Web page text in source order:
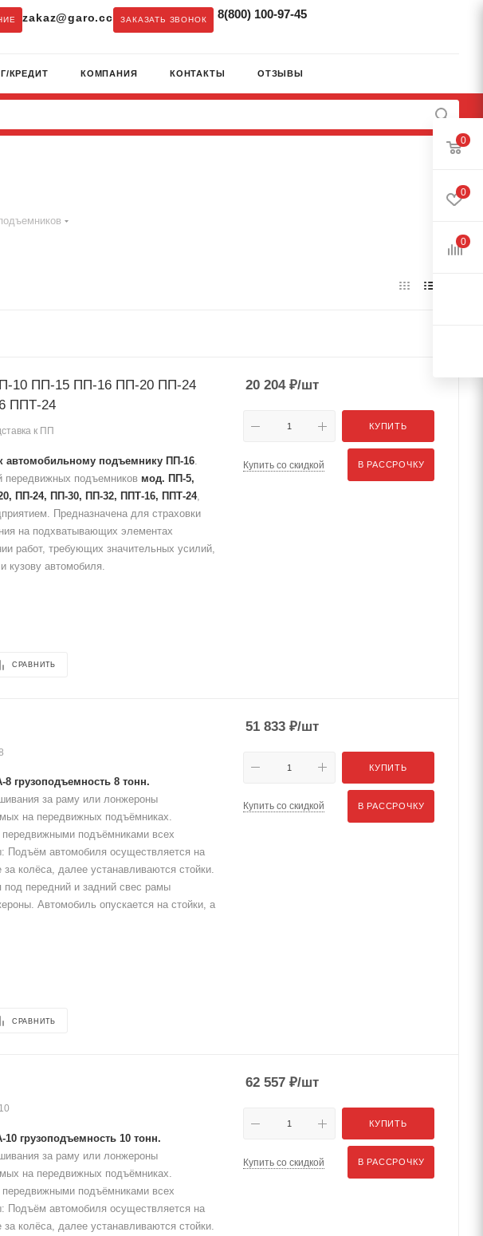
zakaz@garo.cc ЗАКАЗАТЬ ЗВОНОК 8(800) 100-97-45
КРЕДИТ КОМПАНИЯ КОНТАКТЫ ОТЗЫВЫ
10 ПП-15 ПП-16 ПП-20 ПП-24
ППТ-24
к ПП
автомобильному подъемнику ПП-16
передвижных подъемников мод. ПП-5,
ПП-24, ПП-30, ПП-32, ППТ-16, ППТ-24,
Предназначена для страховки
на подхватывающих элементах
работ, требующих значительных усилий,
кузову автомобиля.
СРАВНИТЬ
20 204₽/шт
КУПИТЬ
Купить со скидкой В РАССРОЧКУ
8 грузоподъемность 8 тонн.
за раму или лонжероны
на передвижных подъёмниках.
подъёмниками всех
Подъём автомобиля осуществляется на
колёса, далее устанавливаются стойки.
под передний и задний свес рамы
Автомобиль опускается на стойки, а
СРАВНИТЬ
51 833 ₽/шт
КУПИТЬ
Купить со скидкой В РАССРОЧКУ
10 грузоподъемность 10 тонн.
за раму или лонжероны
на передвижных подъёмниках.
подъёмниками всех
Подъём автомобиля осуществляется на
колёса, далее устанавливаются стойки.
62 557 ₽/шт
КУПИТЬ
Купить со скидкой В РАССРОЧКУ
0
0
0